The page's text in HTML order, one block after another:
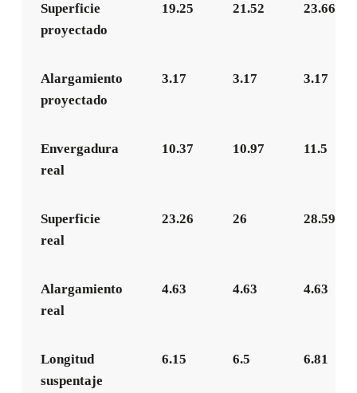
Superficie
proyectado
19.25 21.52 23.66
Alargamiento
proyectado
3.17 3.17 3.17
Envergadura
real
10.37 10.97 11.5
Superficie
real
23.26 26 28.59
Alargamiento
real
4.63 4.63 4.63
Longitud
suspentaje
6.15 6.5 6.81